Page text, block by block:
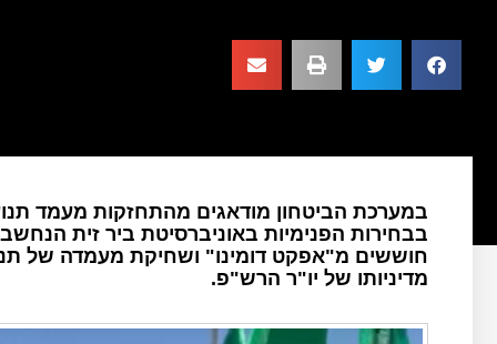
במערכת הביטחון מודאגים מהתחזקות מעמד
בבחירות הפנימיות באוניברסיטת ביר זית
חוששים מ"אפקט דומינו" ושחיקת מעמדה של
מדיניותו של יו"ר הרש"פ.